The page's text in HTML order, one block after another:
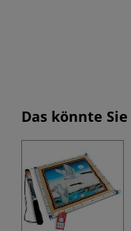
Das könnte